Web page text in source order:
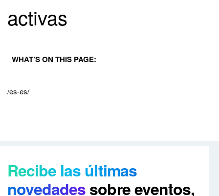
activas
WHAT’S ON THIS PAGE:
/es-es/